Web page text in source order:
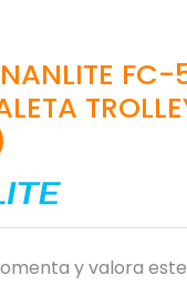
NANLITE
y valora